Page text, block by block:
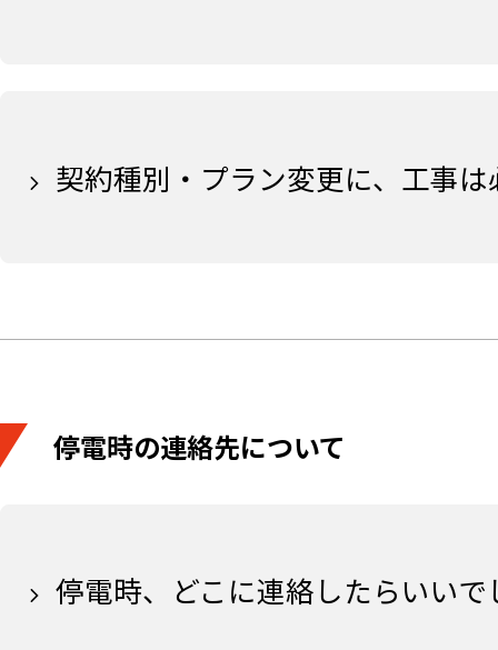
契約種別・プラン変更に、工事
停電時の連絡先について
停電時、どこに連絡したらいいで